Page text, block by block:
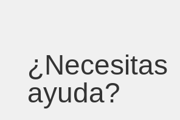
¿Necesitas
ayuda?